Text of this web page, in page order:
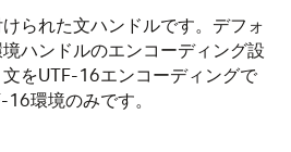
られた文ハンドルです。デフォ
ハンドルのエンコーディング設
をUTF-16エンコーディングで
環境のみです。